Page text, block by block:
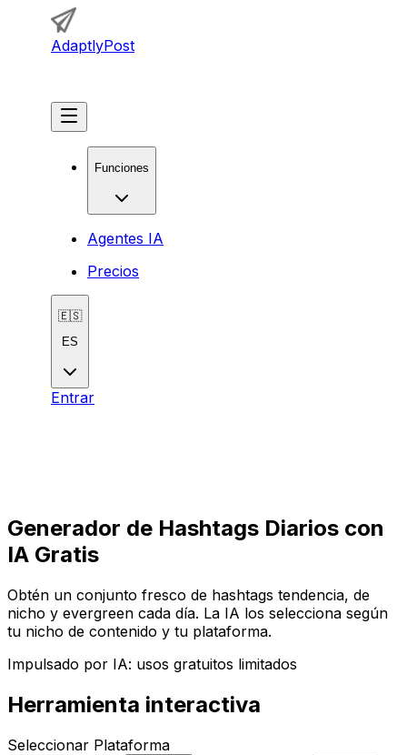
AdaptlyPost
Funciones
Agentes IA
Precios
🇪🇸
ES
Entrar
Generador de Hashtags Diarios con
IA Gratis
Obtén un conjunto fresco de hashtags tendencia, de
nicho y evergreen cada día. La IA los selecciona según
tu nicho de contenido y tu plataforma.
Impulsado por IA: usos gratuitos limitados
Herramienta interactiva
Seleccionar Plataforma